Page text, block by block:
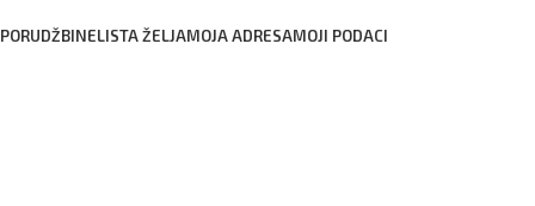
PORUDŽBINELISTA ŽELJAMOJA ADRESAMOJI PODACI